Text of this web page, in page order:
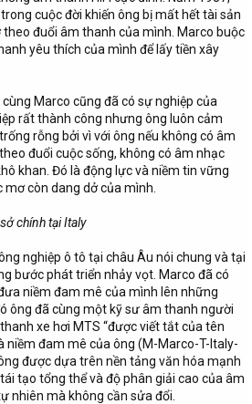
cuộc đời khiến ông bị mất hết tài sản
đuổi âm thanh của mình. Marco buộc
yêu thích của mình để lấy tiền xây
Marco cũng đã có sự nghiệp của
rất thành công nhưng ông luôn cảm
rỗng bởi vì với ông nếu không có âm
đuổi cuộc sống, không có âm nhạc
khan. Đó là động lực và niềm tin vững
còn dang dở của mình.
chính tại Italy
nghiệp ô tô tại châu Âu nói chung và tại
bước phát triển nhảy vọt. Marco đã có
niềm đam mê của mình lên những
ông đã cùng một kỹ sư âm thanh người
xe hơi MTS “được viết tắt của tên
niềm đam mê của ông (M-Marco-T-Italy-
được dựa trên nền tảng văn hóa mạnh
tạo tổng thể và độ phân giải cao của âm
nhiên mà không cần sửa đổi.